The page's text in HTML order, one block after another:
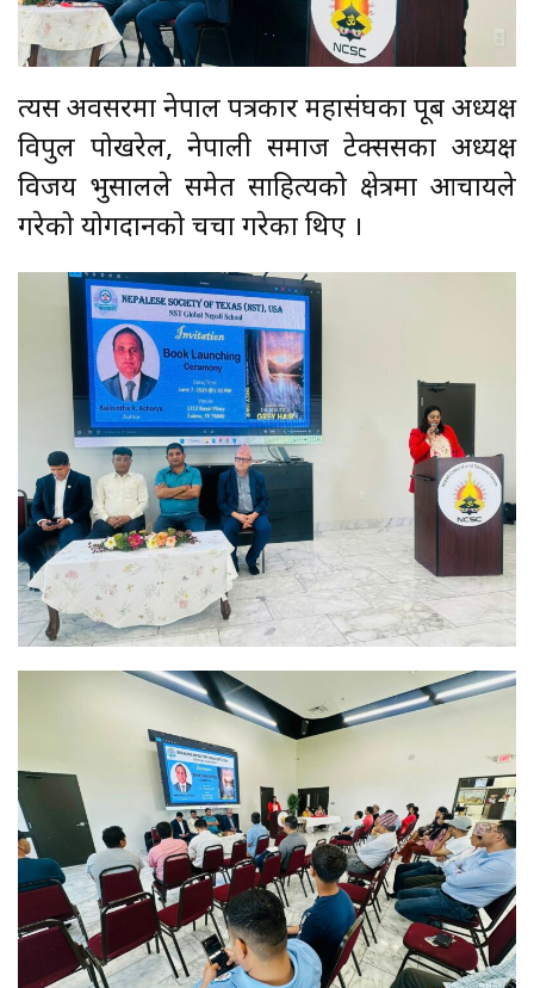
त्यस अवसरमा नेपाल पत्रकार महासंघका पूर्ब अध्यक्ष
विपुल पोखरेल, नेपाली समाज टेक्ससका अध्यक्ष
विजय भुसालले समेत साहित्यको क्षेत्रमा आचार्यले
गरेको योगदानको चर्चा गरेका थिए ।